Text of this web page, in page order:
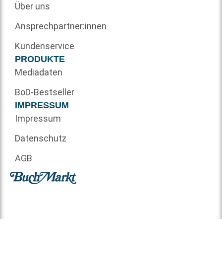
Über uns
Ansprechpartner:innen
Kundenservice
PRODUKTE
Mediadaten
BoD-Bestseller
IMPRESSUM
Impressum
Datenschutz
AGB